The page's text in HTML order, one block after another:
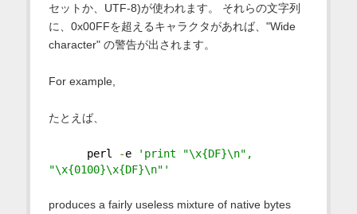
セットか、UTF-8)が使われます。 それらの文字列
に、0x00FFを超えるキャラクタがあれば、"Wide
character" の警告が出されます。
For example,
たとえば、
perl -e
'print "\x{DF}\n",
"\x{0100}\x{DF}\n"'
produces a fairly useless mixture of native bytes